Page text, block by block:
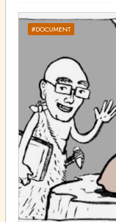
#DOCUMENT